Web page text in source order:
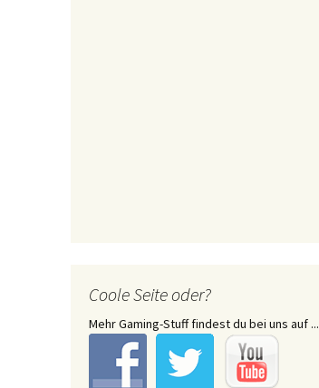
Coole Seite oder?
Mehr Gaming-Stuff findest du bei uns auf ...